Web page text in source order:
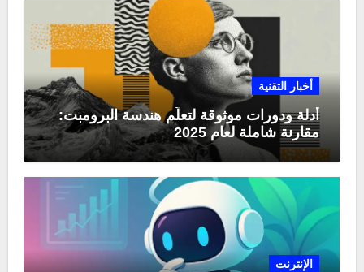
أخبار التقنية
أدلة ودورات موثوقة لتعلّم هندسة البرومبت:
مقارنة شاملة لعام 2025
الإنترنت